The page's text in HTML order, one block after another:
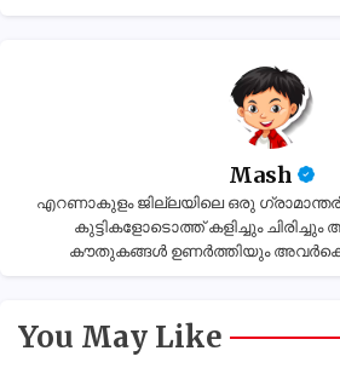
Mash
എറണാകുളം ജില്ലയിലെ ഒരു
കുട്ടികളോടൊത്ത് കളിച്ചും ചിരിച്ചും
കൗതുകങ്ങൾ ഉണർത്തിയും
You May Like